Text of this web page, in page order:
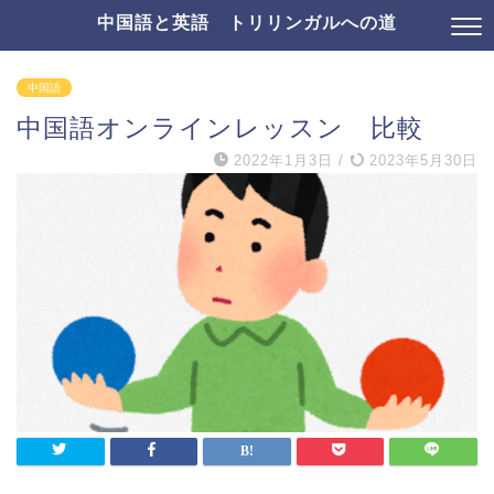
中国語と英語 トリリンガルへの道
中国語
中国語オンラインレッスン 比較
2022年1月3日 / 2023年5月30日